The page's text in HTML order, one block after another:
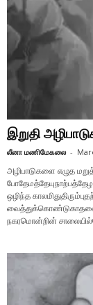
இறுதி
லீனா மணிமேகலை -
அழிபாடுகளை எழுத
ஒழிந்த
வைத்துக்கொண்டுகாதலை
நகரமொன்றின்